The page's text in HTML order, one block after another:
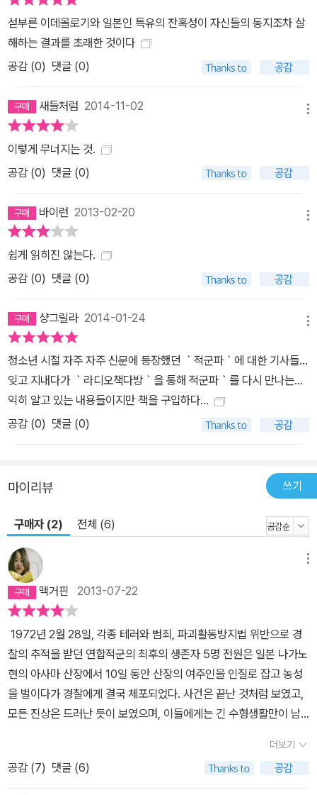
적군파의 전모를 이해하기에 가장 적합한 길잡이다.
섣부른 이데올로기와 일본인 특유의 잔혹성이 자신들의 동지조차 살
해하는 결과를 초래한 것이다
공감 (0) 댓글 (0)
새들처럼 2014-11-02
이렇게 무너지는 것.
공감 (0) 댓글 (0)
바이런 2013-02-20
쉽게 읽히진 않는다.
공감 (0) 댓글 (0)
샹그릴라 2014-01-24
청소년 시절 자주 자주 신문에 등장했던 ｀적군파｀에 대한 기사들...
잊고 지내다가 ｀라디오책다방｀을 통해 적군파｀를 다시 만나는...
익히 알고 있는 내용들이지만 책을 구입하다...
공감 (0) 댓글 (0)
마이리뷰 쓰기
구매자 (2) 전체 (6)
맥거핀 2013-07-22
1972년 2월 28일, 각종 테러와 범죄, 파괴활동방지법 위반으로 경
찰의 추적을 받던 연합적군의 최후의 생존자 5명 전원은 일본 나가노
현의 아사마 산장에서 10일 동안 산장의 여주인을 인질로 잡고 농성
을 벌이다가 경찰에게 결국 체포되었다. 사건은 끝난 것처럼 보였고,
모든 진상은 드러난 듯이 보였으며, 이들에게는 긴 수형생활만이 남
부분이 드러났고, 그것은 경찰은 물론 전 일본인을 깜짝 놀라게 했다.
아사마 산장에서 사건이 벌어지기 전, 경찰의 수사망을 피해 평균나
더보기
공감 (7) 댓글 (6)